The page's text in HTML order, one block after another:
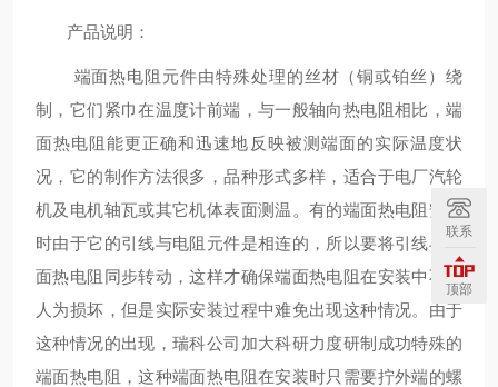
产品说明：
端面热电阻元件由特殊处理的丝材（铜或铂丝）绕
制，它们紧巾在温度计前端，与一般轴向热电阻相比，端
面热电阻能更正确和迅速地反映被测端面的实际温度状
况，它的制作方法很多，品种形式多样，适合于电厂汽轮
机及电机轴瓦或其它机体表面测温。有的端面热电阻安装
时由于它的引线与电阻元件是相连的，所以要将引线与端
面热电阻同步转动，这样才确保端面热电阻在安装中不被
人为损坏，但是实际安装过程中难免出现这种情况。由于
这种情况的出现，瑞科公司加大科研力度研制成功特殊的
端面热电阻，这种端面热电阻在安装时只需要拧外端的螺
联系
顶部